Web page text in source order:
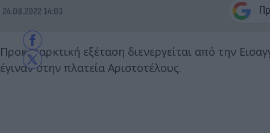
24.08.2022 14:03
Προκαταρκτική εξέταση διενεργείται από την
έγιναν στην πλατεία Αριστοτέλους.